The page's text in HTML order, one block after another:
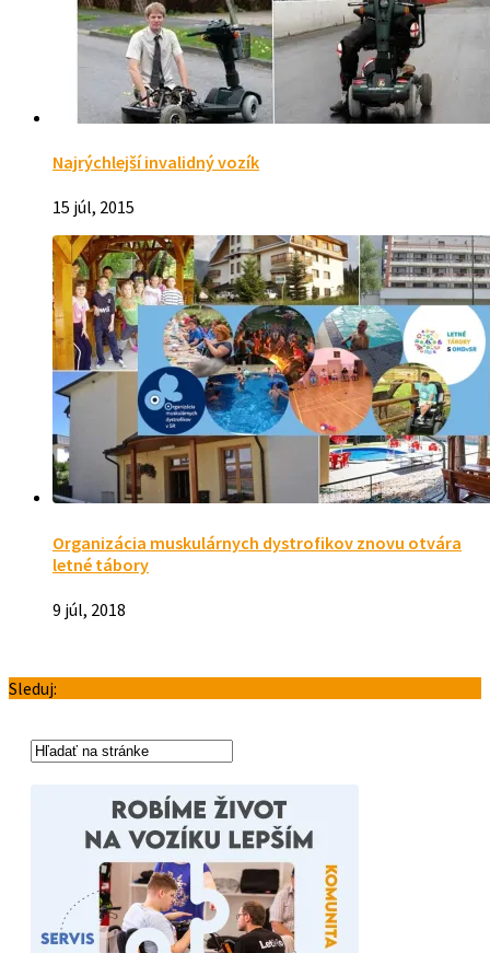
Najrýchlejší invalidný vozík
15 júl, 2015
Organizácia muskulárnych dystrofikov znovu otvára
letné tábory
9 júl, 2018
Sleduj: